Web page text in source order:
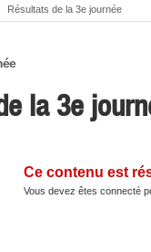
Résultats de la 3e journée
la 3e
Ce contenu est
Vous devez êtes connecté